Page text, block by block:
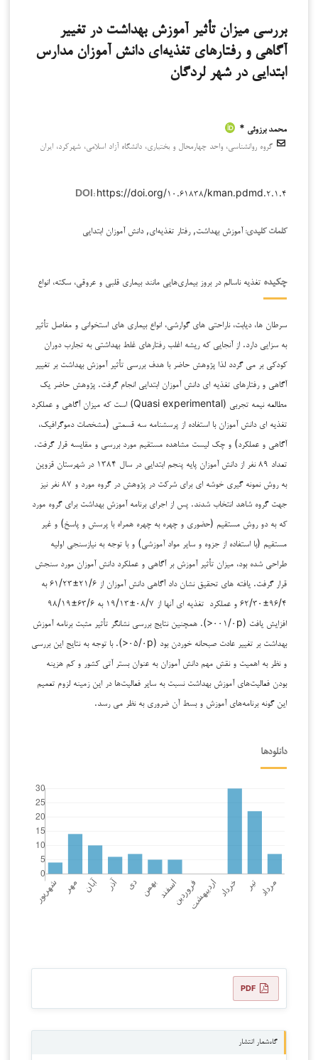
بررسی میزان تأثیر آموزش بهداشت در تغییر
آگاهی و رفتارهای تغذیه‌ای دانش آموزان مدارس
ابتدایی در شهر لردگان
محمد برزوئی *
گروه روانشناسی، واحد چهارمحال و بختیاری، دانشگاه آزاد اسلامی، شهرکرد، ایران
DOI: https://doi.org/۱۰.۶۱۸۳۸/kman.pdmd.۲.۱.۴
کلمات کلیدی: آموزش بهداشت, رفتار تغذیه‌ای, دانش آموزان ابتدایی
چکیده تغذیه ناسالم در بروز بیماری‌هایی مانند بیماری قلبی و عروقی، سکته، انواع
سرطان ها، دیابت، ناراحتی های گوارشی، انواع بیماری های استخوانی و مفاصل تأثیر
به سزایی دارد. از آنجایی که ریشه اغلب رفتارهای غلط بهداشتی به تجارب دوران
کودکی بر می گردد لذا پژوهش حاضر با هدف بررسی تأثیر آموزش بهداشت بر تغییر
آگاهی و رفتارهای تغذیه ای دانش آموزان ابتدایی انجام گرفت. پژوهش حاضر یک
مطالعه نیمه تجربی (Quasi experimental) است که میزان آگاهی و عملکرد
تغذیه ای دانش آموزان با استفاده از پرسشنامه سه قسمتی (مشخصات دموگرافیک،
آگاهی و عملکرد) و چک لیست مشاهده مستقیم مورد بررسی و مقایسه قرار گرفت.
تعداد ۸۹ نفر از دانش آموزان پایه پنجم ابتدایی در سال ۱۳۸۴ در شهرستان قزوین
به روش نمونه گیری خوشه ای برای شرکت در پژوهش در گروه مورد و ۸۷ نفر نیز
جهت گروه شاهد انتخاب شدند. پس از اجرای برنامه آموزش بهداشت برای گروه مورد
که به دو روش مستقیم (حضوری و چهره به چهره همراه با پرسش و پاسخ) و غیر
مستقیم (با استفاده از جزوه و سایر مواد آموزشی) و با توجه به نیازسنجی اولیه
طراحی شده بود، میزان تأثیر آموزش بر آگاهی و عملکرد دانش آموزان مورد سنجش
قرار گرفت. یافته های تحقیق نشان داد آگاهی دانش آموزان از ۲۱/۶±۶۱/۲۳ به
۹۶/۴±۶۲/۳۰ و عملکرد تغذیه ای آنها از ۰۸/۷±۱۹/۱۳ به ۶۳/۶±۹۸/۱۹
افزایش یافت (۰۰۱/۰p<). همچنین نتایج بررسی نشانگر تأثیر مثبت برنامه آموزش
بهداشت بر تغییر عادت صبحانه خوردن بود (۰۵/۰p<). با توجه به نتایج این بررسی
و نظر به اهمیت و نقش مهم دانش آموزان به عنوان بستر آتی کشور و کم هزینه
بودن فعالیت‌های آموزش بهداشت نسبت به سایر فعالیت‌ها در این زمینه لزوم تعمیم
این گونه برنامه‌های آموزش و بسط آن ضروری به نظر می رسد.
دانلودها
PDF
گاه‌شمار انتشار